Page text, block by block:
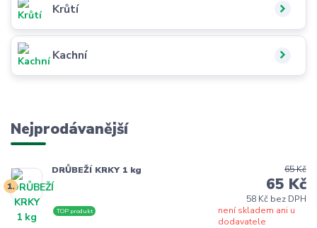
Krůtí
Kachní
Nejprodávanější
1.
DRŮBEŽÍ KRKY 1 kg
není skladem ani u
dodavatele
TOP produkt
65 Kč
65 Kč
58 Kč bez DPH